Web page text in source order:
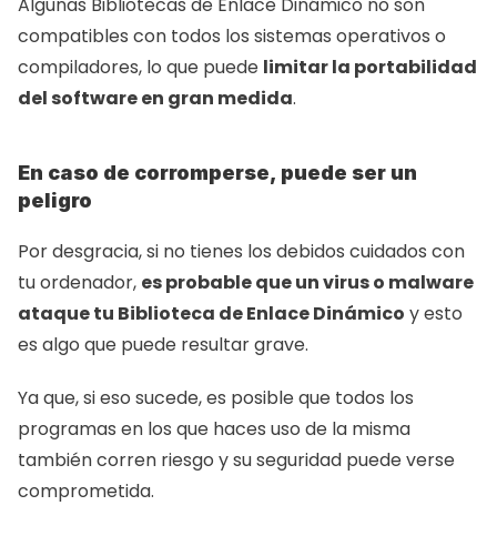
compatibles con todos los sistemas operativos o
compiladores, lo que puede limitar la portabilidad
del software en gran medida.
En caso de corromperse, puede ser un
peligro
Por desgracia, si no tienes los debidos cuidados con
tu ordenador, es probable que un virus o malware
ataque tu Biblioteca de Enlace Dinámico y esto
es algo que puede resultar grave.
Ya que, si eso sucede, es posible que todos los
programas en los que haces uso de la misma
también corren riesgo y su seguridad puede verse
comprometida.